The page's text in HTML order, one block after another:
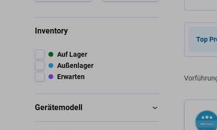
Inventory
Auf Lager
Außenlager
Erwarten
Gerätemodell
Zum
Top